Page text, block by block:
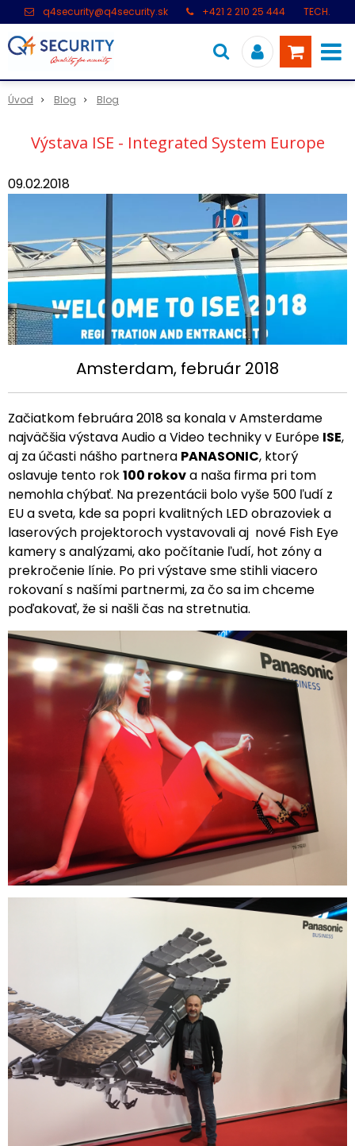
q4security@q4security.sk +421 2 210 25 444
TECH.
Úvod Blog Blog
Výstava ISE - Integrated System Europe
09.02.2018
Amsterdam, február 2018
Začiatkom februára 2018 sa konala v Amsterdame
najväčšia výstava Audio a Video techniky v Európe ISE,
aj za účasti nášho partnera PANASONIC, ktorý
oslavuje tento rok100 rokova naša firma pri tom
nemohla chýbať. Na prezentácii bolo vyše 500 ľudí z
EU a sveta, kde sa popri kvalitných LED obrazoviek a
laserových projektoroch vystavovali aj nové Fish Eye
kamery s analýzami, ako počítanie ľudí, hot zóny a
prekročenie línie. Po pri výstave sme stihli viacero
rokovaní s našími partnermi, za čo sa im chceme
poďakovať, že si našli čas na stretnutia.